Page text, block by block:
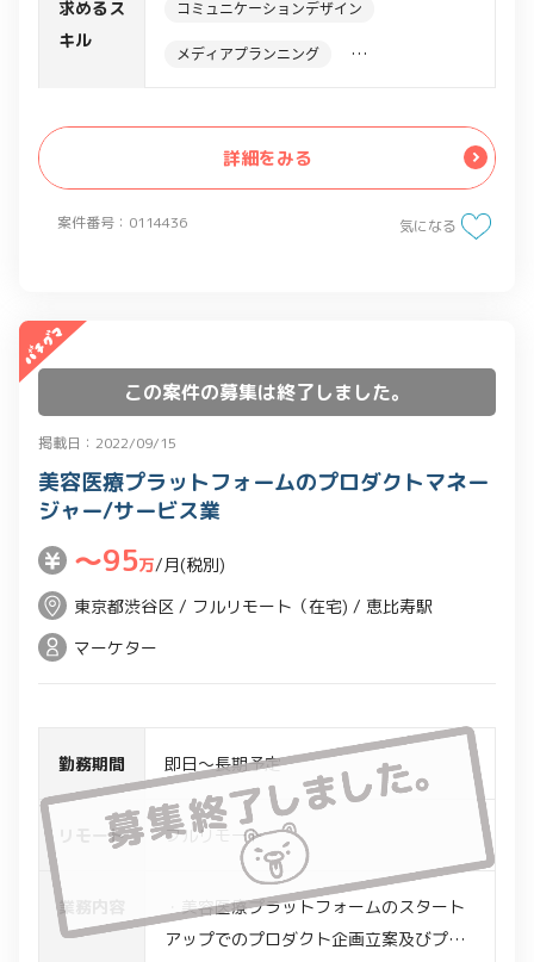
案件番号：0114436
・企画立案・提案の他、実行・検証がで
・その他、経験に応じて運用スキルのオ
ペレーションチームへのレクチャー等
求めるス
キル
コミュニケーションデザイン
メディアプランニング
詳細をみる
気になる
この案件の募集は終了しました。
掲載日：2022/09/15
美容医療プラットフォームのプロダクトマネー
ジャー/サービス業
〜95万/月(税別)
東京都渋谷区 / フルリモート（在宅) / 恵比寿駅
マーケター
勤務期間 即日～長期予定
リモート フルリモート
業務内容
・美容医療プラットフォームのスタート
アップでのプロダクト企画立案及びプロ